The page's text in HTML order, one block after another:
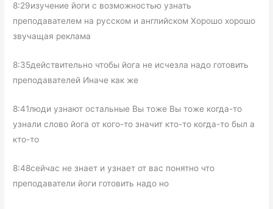
8:29изучение йоги с возможностью узнать
преподавателем на русском и английском Хорошо хорошо
звучащая реклама
8:35действительно чтобы йога не исчезла надо готовить
преподавателей Иначе как же
8:41люди узнают остальные Вы тоже Вы тоже когда-то
узнали слово йога от кого-то значит кто-то когда-то был а
кто-то
8:48сейчас не знает и узнает от вас понятно что
преподаватели йоги готовить надо но